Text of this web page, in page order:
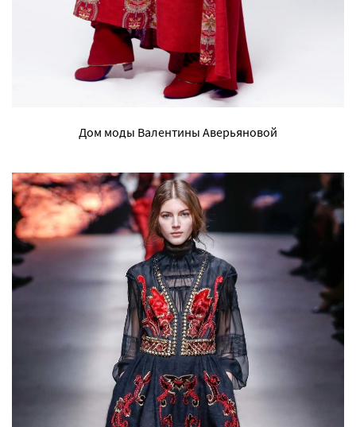
Дом моды Валентины Аверьяновой